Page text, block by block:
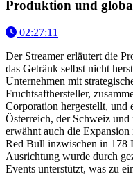
Produktion und
02:27:11
Der Streamer erläutert die
das Getränk selbst nicht
Unternehmen mit
Fruchtsafthersteller,
Corporation hergestellt, und
Österreich, der Schweiz
erwähnt auch die
Red Bull inzwischen in 178
Ausrichtung wurde durch
Events unterstützt, was zu